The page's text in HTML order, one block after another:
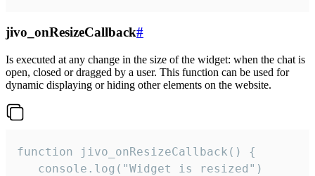
jivo_onResizeCallback#
Is executed at any change in the size of the widget: when the chat is
open, closed or dragged by a user. This function can be used for
dynamic displaying or hiding other elements on the website.
function jivo_onResizeCallback() {
   console.log("Widget is resized")